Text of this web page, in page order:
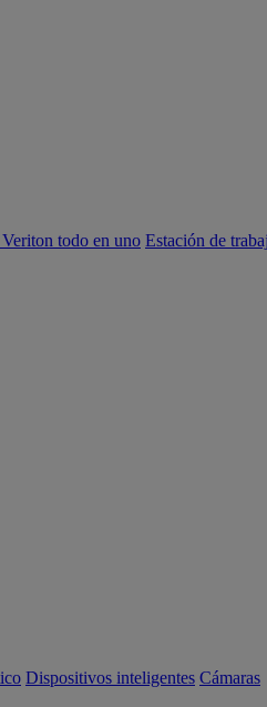
todo en uno Estación de
Dispositivos inteligentes Cámaras